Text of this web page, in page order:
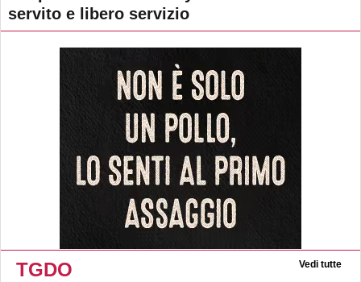
servito e libero servizio
TGDO Vedi tutte